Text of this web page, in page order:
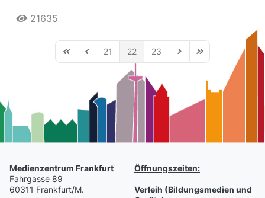
21635
First PagePrevious Page
21 22 23 Next PageLast Page
Medienzentrum Frankfurt
Fahrgasse 89
60311 Frankfurt/M.
Öffnungszeiten:
Verleih (Bildungsmedien und